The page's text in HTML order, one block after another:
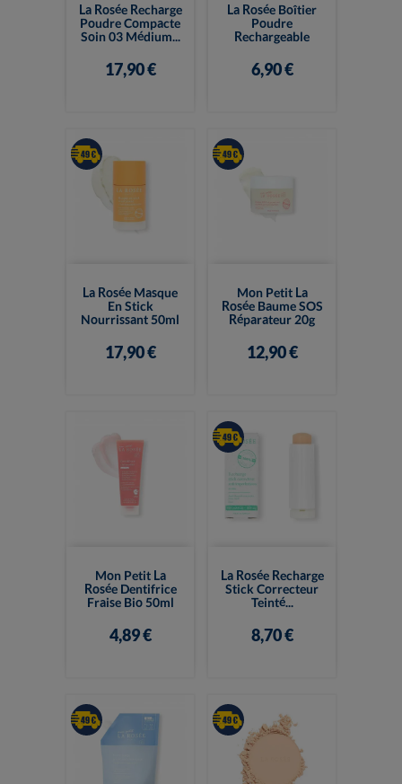
La Rosée Recharge
Poudre Compacte
Soin 03 Médium...
17,90 €
La Rosée Boîtier
Poudre
Rechargeable
6,90 €
La Rosée Masque
En Stick
Nourrissant 50ml
17,90 €
Mon Petit La
Rosée Baume SOS
Réparateur 20g
12,90 €
Mon Petit La
Rosée Dentifrice
Fraise Bio 50ml
4,89 €
La Rosée Recharge
Stick Correcteur
Teinté...
8,70 €